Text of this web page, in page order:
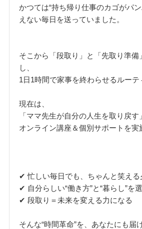
かつては“持ち帰り仕事のカゴがパ
えない毎日を送っていました。
そこから「段取り」と「先取り準備
し、
1日1時間で家事を終わらせるルーテ
現在は、
「ママ先生が自分の人生を取り戻す
オンライン講座＆個別サポートを実
✔ 忙しい毎日でも、ちゃんと笑える
✔ 自分らしい“働き方”と“暮らし”を
✔ 段取り＝未来を変える力になる
そんな“時間革命”を、あなたにも届